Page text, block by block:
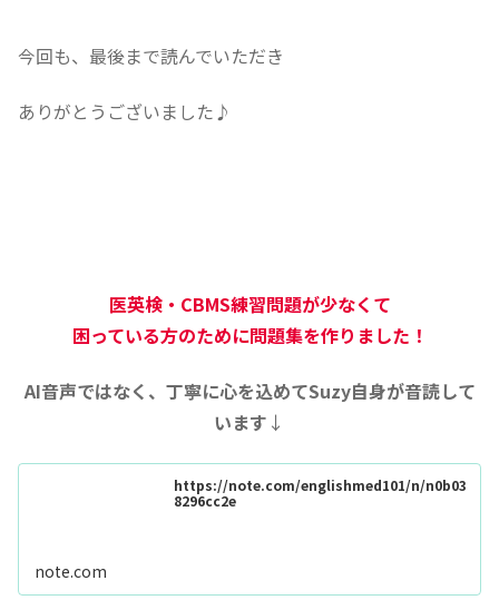
今回も、最後まで読んでいただき
ありがとうございました♪
医英検・CBMS練習問題が少なくて
困っている方のために問題集を作りました！
AI音声ではなく、丁寧に心を込めてSuzy自身が音読して
います ↓
https://note.com/englishmed101/n/n0b03
8296cc2e
note.com